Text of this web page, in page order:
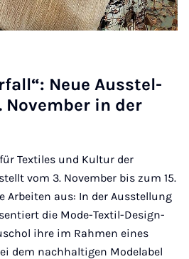
Neue Aus­s­tel­
Novem­ber in der
Textiles und Kultur der
vom 3. November bis zum 15.
Arbeiten aus: In der Ausstellung
die Mode-Textil-Design-
ihre im Rahmen eines
dem nachhaltigen Modelabel